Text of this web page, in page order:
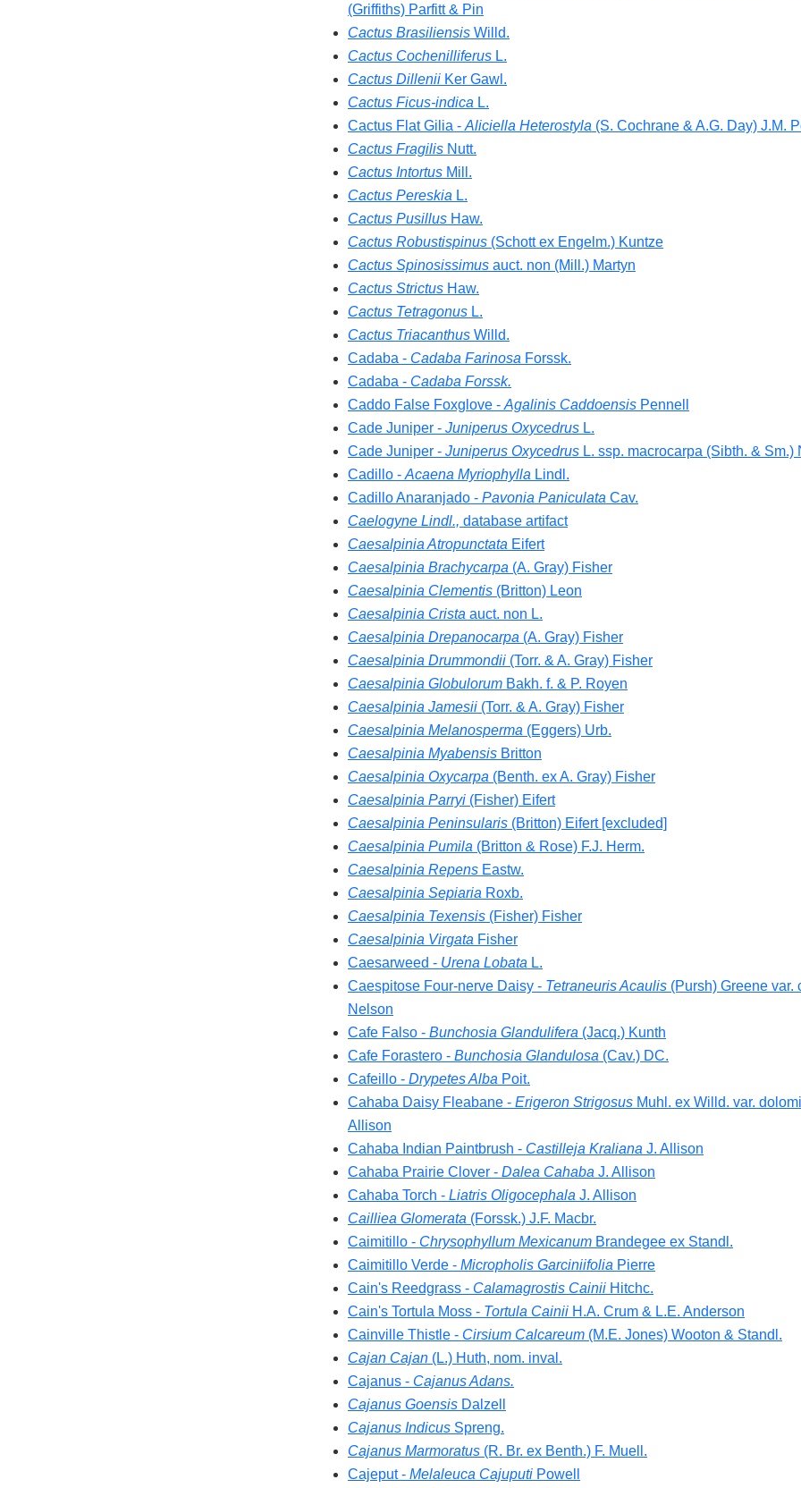
(Griffiths) Parfitt & Pin
Cactus Brasiliensis Willd.
Cactus Cochenilliferus L.
Cactus Dillenii Ker Gawl.
Cactus Ficus-indica L.
Cactus Flat Gilia - Aliciella Heterostyla (S. Cochrane & A.G. Day) J.M.
Cactus Fragilis Nutt.
Cactus Intortus Mill.
Cactus Pereskia L.
Cactus Pusillus Haw.
Cactus Robustispinus (Schott ex Engelm.) Kuntze
Cactus Spinosissimus auct. non (Mill.) Martyn
Cactus Strictus Haw.
Cactus Tetragonus L.
Cactus Triacanthus Willd.
Cadaba - Cadaba Farinosa Forssk.
Cadaba - Cadaba Forssk.
Caddo False Foxglove - Agalinis Caddoensis Pennell
Cade Juniper - Juniperus Oxycedrus L.
Cade Juniper - Juniperus Oxycedrus L. ssp. macrocarpa (Sibth. & Sm.)
Cadillo - Acaena Myriophylla Lindl.
Cadillo Anaranjado - Pavonia Paniculata Cav.
Caelogyne Lindl., database artifact
Caesalpinia Atropunctata Eifert
Caesalpinia Brachycarpa (A. Gray) Fisher
Caesalpinia Clementis (Britton) Leon
Caesalpinia Crista auct. non L.
Caesalpinia Drepanocarpa (A. Gray) Fisher
Caesalpinia Drummondii (Torr. & A. Gray) Fisher
Caesalpinia Globulorum Bakh. f. & P. Royen
Caesalpinia Jamesii (Torr. & A. Gray) Fisher
Caesalpinia Melanosperma (Eggers) Urb.
Caesalpinia Myabensis Britton
Caesalpinia Oxycarpa (Benth. ex A. Gray) Fisher
Caesalpinia Parryi (Fisher) Eifert
Caesalpinia Peninsularis (Britton) Eifert [excluded]
Caesalpinia Pumila (Britton & Rose) F.J. Herm.
Caesalpinia Repens Eastw.
Caesalpinia Sepiaria Roxb.
Caesalpinia Texensis (Fisher) Fisher
Caesalpinia Virgata Fisher
Caesarweed - Urena Lobata L.
Caespitose Four-nerve Daisy - Tetraneuris Acaulis (Pursh) Greene var.
Nelson
Cafe Falso - Bunchosia Glandulifera (Jacq.) Kunth
Cafe Forastero - Bunchosia Glandulosa (Cav.) DC.
Cafeillo - Drypetes Alba Poit.
Cahaba Daisy Fleabane - Erigeron Strigosus Muhl. ex Willd. var.
Allison
Cahaba Indian Paintbrush - Castilleja Kraliana J. Allison
Cahaba Prairie Clover - Dalea Cahaba J. Allison
Cahaba Torch - Liatris Oligocephala J. Allison
Cailliea Glomerata (Forssk.) J.F. Macbr.
Caimitillo - Chrysophyllum Mexicanum Brandegee ex Standl.
Caimitillo Verde - Micropholis Garciniifolia Pierre
Cain's Reedgrass - Calamagrostis Cainii Hitchc.
Cain's Tortula Moss - Tortula Cainii H.A. Crum & L.E. Anderson
Cainville Thistle - Cirsium Calcareum (M.E. Jones) Wooton & Standl.
Cajan Cajan (L.) Huth, nom. inval.
Cajanus - Cajanus Adans.
Cajanus Goensis Dalzell
Cajanus Indicus Spreng.
Cajanus Marmoratus (R. Br. ex Benth.) F. Muell.
Cajeput - Melaleuca Cajuputi Powell